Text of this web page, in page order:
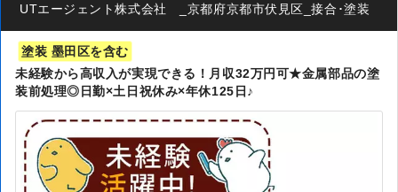
UTエージェント株式会社 _京都府京都市伏見区_接合･塗装
塗装 墨田区を含む
未経験から高収入が実現できる！月収32万円可★金属部品の塗
装前処理◎日勤×土日祝休み×年休125日♪